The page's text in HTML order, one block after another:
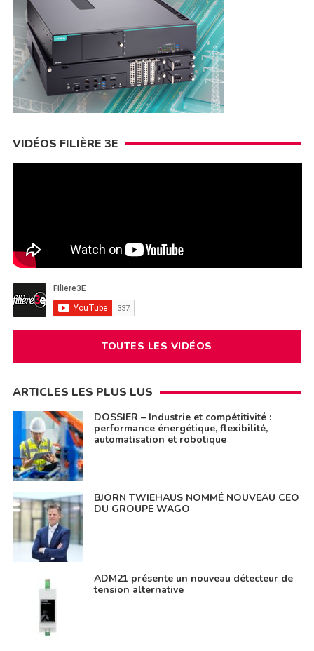
VIDÉOS FILIÈRE 3E
TOUTES LES VIDÉOS
ARTICLES LES PLUS LUS
DOSSIER – Industrie et compétitivité :
performance énergétique, flexibilité,
automatisation et robotique
BJÖRN TWIEHAUS NOMMÉ NOUVEAU CEO
DU GROUPE WAGO
ADM21 présente un nouveau détecteur de
tension alternative